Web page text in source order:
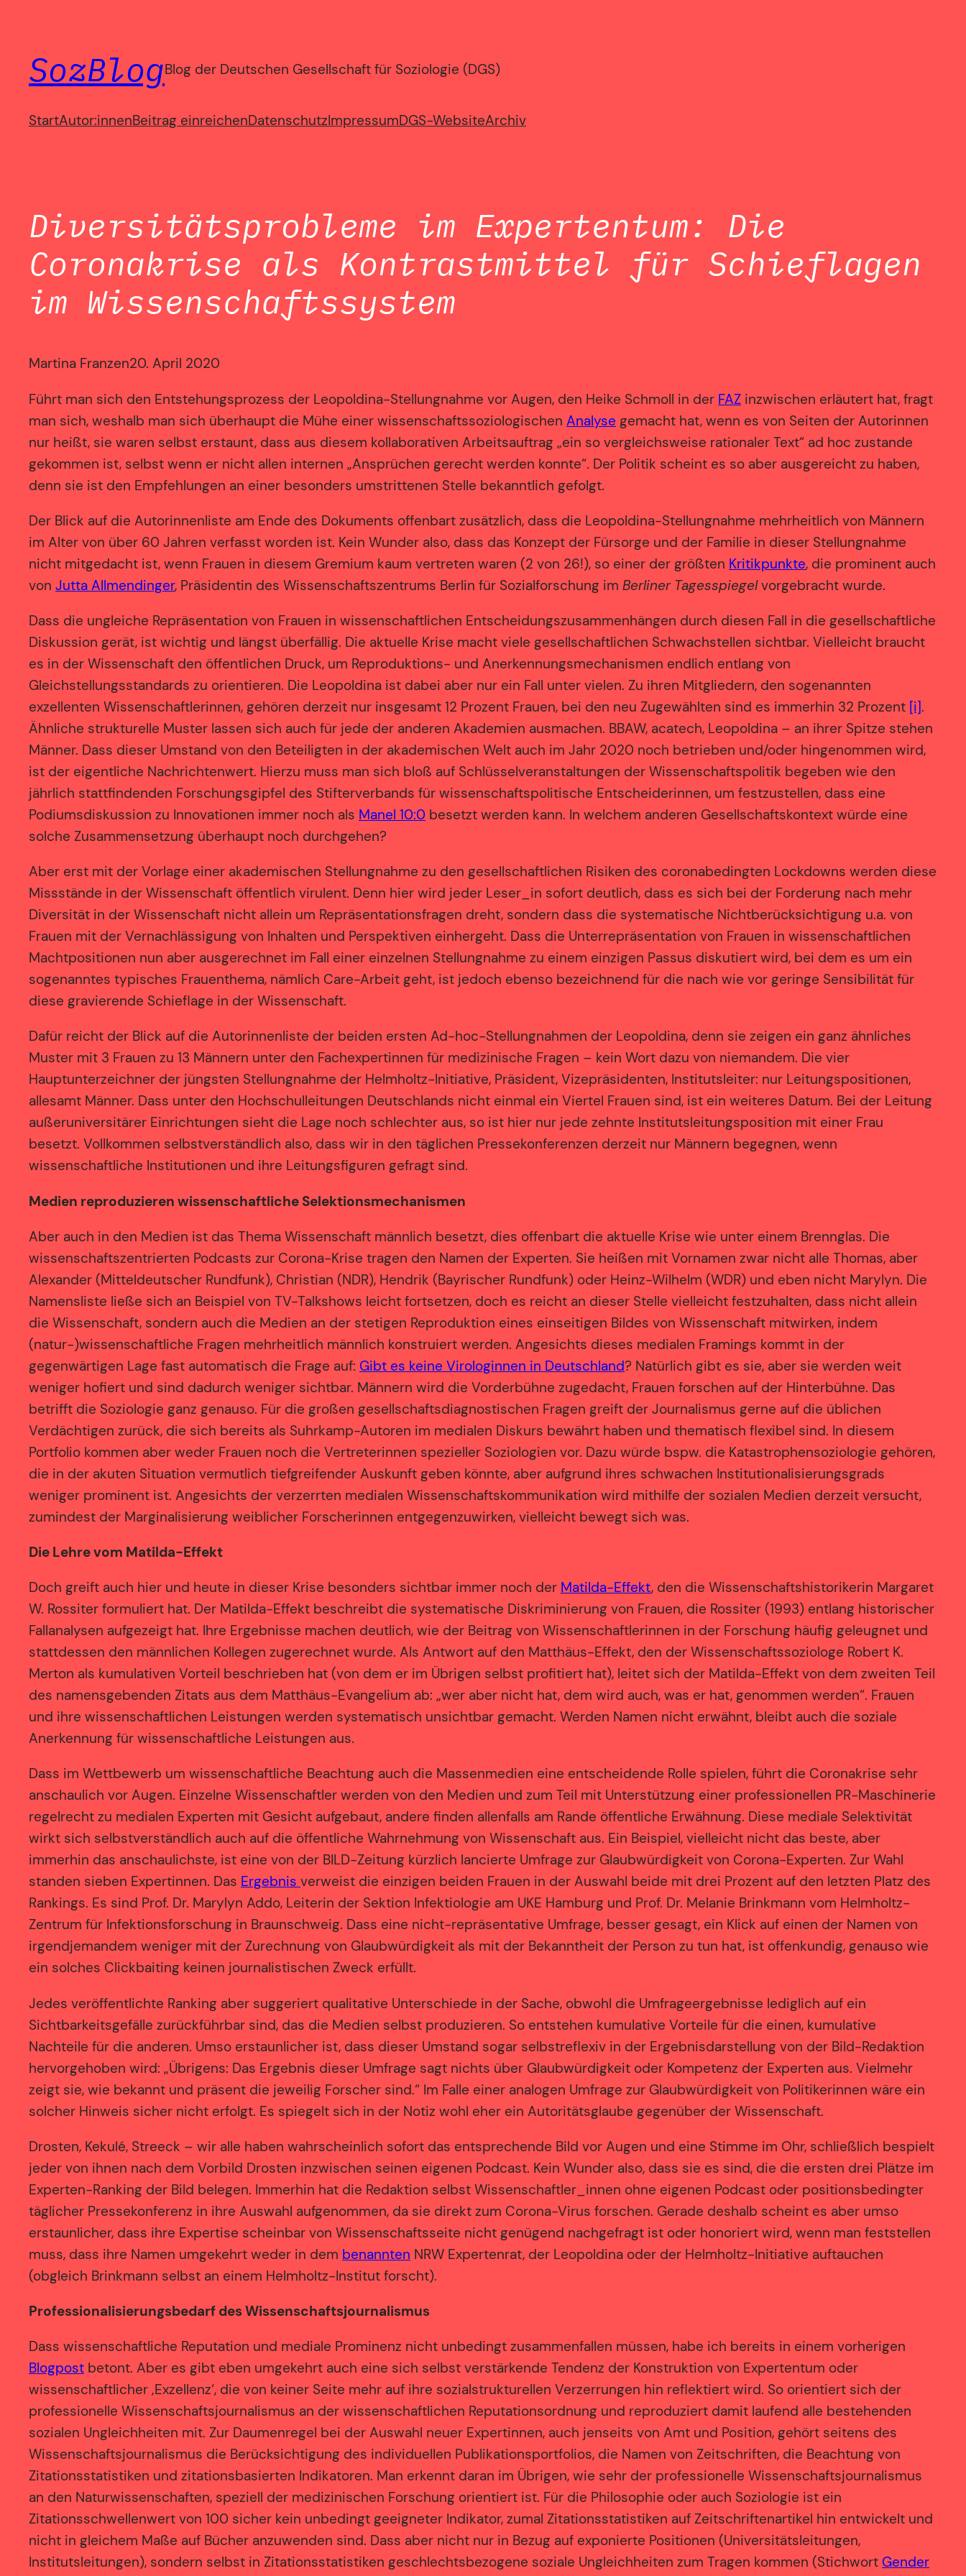
springen
SozBlogBlog der Deutschen Gesellschaft für Soziologie (DGS)
StartAutor:innenBeitrag einreichenDatenschutzImpressumDGS-WebsiteArchiv
Diversitätsprobleme im Expertentum: Die
Coronakrise als Kontrastmittel für Schieflagen
im Wissenschaftssystem
Martina Franzen20. April 2020
Führt man sich den Entstehungsprozess der Leopoldina-Stellungnahme vor Augen, den Heike Schmoll in der FAZ inzwischen erläutert hat, fragt
man sich, weshalb man sich überhaupt die Mühe einer wissenschaftssoziologischen Analyse gemacht hat, wenn es von Seiten der Autorinnen
nur heißt, sie waren selbst erstaunt, dass aus diesem kollaborativen Arbeitsauftrag „ein so vergleichsweise rationaler Text“ ad hoc zustande
gekommen ist, selbst wenn er nicht allen internen „Ansprüchen gerecht werden konnte“. Der Politik scheint es so aber ausgereicht zu haben,
denn sie ist den Empfehlungen an einer besonders umstrittenen Stelle bekanntlich gefolgt.
Der Blick auf die Autorinnenliste am Ende des Dokuments offenbart zusätzlich, dass die Leopoldina-Stellungnahme mehrheitlich von Männern
im Alter von über 60 Jahren verfasst worden ist. Kein Wunder also, dass das Konzept der Fürsorge und der Familie in dieser Stellungnahme
nicht mitgedacht ist, wenn Frauen in diesem Gremium kaum vertreten waren (2 von 26!), so einer der größten Kritikpunkte, die prominent auch
von Jutta Allmendinger, Präsidentin des Wissenschaftszentrums Berlin für Sozialforschung im Berliner Tagesspiegelvorgebracht wurde.
Dass die ungleiche Repräsentation von Frauen in wissenschaftlichen Entscheidungszusammenhängen durch diesen Fall in die gesellschaftliche
Diskussion gerät, ist wichtig und längst überfällig. Die aktuelle Krise macht viele gesellschaftlichen Schwachstellen sichtbar. Vielleicht braucht
es in der Wissenschaft den öffentlichen Druck, um Reproduktions- und Anerkennungsmechanismen endlich entlang von
Gleichstellungsstandards zu orientieren. Die Leopoldina ist dabei aber nur ein Fall unter vielen. Zu ihren Mitgliedern, den sogenannten
exzellenten Wissenschaftlerinnen, gehören derzeit nur insgesamt 12 Prozent Frauen, bei den neu Zugewählten sind es immerhin 32 Prozent [i].
Ähnliche strukturelle Muster lassen sich auch für jede der anderen Akademien ausmachen. BBAW, acatech, Leopoldina – an ihrer Spitze stehen
Männer. Dass dieser Umstand von den Beteiligten in der akademischen Welt auch im Jahr 2020 noch betrieben und/oder hingenommen wird,
ist der eigentliche Nachrichtenwert. Hierzu muss man sich bloß auf Schlüsselveranstaltungen der Wissenschaftspolitik begeben wie den
jährlich stattfindenden Forschungsgipfel des Stifterverbands für wissenschaftspolitische Entscheiderinnen, um festzustellen, dass eine
Podiumsdiskussion zu Innovationen immer noch als Manel 10:0 besetzt werden kann. In welchem anderen Gesellschaftskontext würde eine
solche Zusammensetzung überhaupt noch durchgehen?
Aber erst mit der Vorlage einer akademischen Stellungnahme zu den gesellschaftlichen Risiken des coronabedingten Lockdowns werden diese
Missstände in der Wissenschaft öffentlich virulent. Denn hier wird jeder Leser_in sofort deutlich, dass es sich bei der Forderung nach mehr
Diversität in der Wissenschaft nicht allein um Repräsentationsfragen dreht, sondern dass die systematische Nichtberücksichtigung u.a. von
Frauen mit der Vernachlässigung von Inhalten und Perspektiven einhergeht. Dass die Unterrepräsentation von Frauen in wissenschaftlichen
Machtpositionen nun aber ausgerechnet im Fall einer einzelnen Stellungnahme zu einem einzigen Passus diskutiert wird, bei dem es um ein
sogenanntes typisches Frauenthema, nämlich Care-Arbeit geht, ist jedoch ebenso bezeichnend für die nach wie vor geringe Sensibilität für
diese gravierende Schieflage in der Wissenschaft.
Dafür reicht der Blick auf die Autorinnenliste der beiden ersten Ad-hoc-Stellungnahmen der Leopoldina, denn sie zeigen ein ganz ähnliches
Muster mit 3 Frauen zu 13 Männern unter den Fachexpertinnen für medizinische Fragen – kein Wort dazu von niemandem. Die vier
Hauptunterzeichner der jüngsten Stellungnahme der Helmholtz-Initiative, Präsident, Vizepräsidenten, Institutsleiter: nur Leitungspositionen,
allesamt Männer. Dass unter den Hochschulleitungen Deutschlands nicht einmal ein Viertel Frauen sind, ist ein weiteres Datum. Bei der Leitung
außeruniversitärer Einrichtungen sieht die Lage noch schlechter aus, so ist hier nur jede zehnte Institutsleitungsposition mit einer Frau
besetzt. Vollkommen selbstverständlich also, dass wir in den täglichen Pressekonferenzen derzeit nur Männern begegnen, wenn
wissenschaftliche Institutionen und ihre Leitungsfiguren gefragt sind.
Medien reproduzieren wissenschaftliche Selektionsmechanismen
Aber auch in den Medien ist das Thema Wissenschaft männlich besetzt, dies offenbart die aktuelle Krise wie unter einem Brennglas. Die
wissenschaftszentrierten Podcasts zur Corona-Krise tragen den Namen der Experten. Sie heißen mit Vornamen zwar nicht alle Thomas, aber
Alexander (Mitteldeutscher Rundfunk), Christian (NDR), Hendrik (Bayrischer Rundfunk) oder Heinz-Wilhelm (WDR) und eben nicht Marylyn. Die
Namensliste ließe sich an Beispiel von TV-Talkshows leicht fortsetzen, doch es reicht an dieser Stelle vielleicht festzuhalten, dass nicht allein
die Wissenschaft, sondern auch die Medien an der stetigen Reproduktion eines einseitigen Bildes von Wissenschaft mitwirken, indem
(natur-)wissenschaftliche Fragen mehrheitlich männlich konstruiert werden. Angesichts dieses medialen Framings kommt in der
gegenwärtigen Lage fast automatisch die Frage auf: Gibt es keine Virologinnen in Deutschland? Natürlich gibt es sie, aber sie werden weit
weniger hofiert und sind dadurch weniger sichtbar. Männern wird die Vorderbühne zugedacht, Frauen forschen auf der Hinterbühne. Das
betrifft die Soziologie ganz genauso. Für die großen gesellschaftsdiagnostischen Fragen greift der Journalismus gerne auf die üblichen
Verdächtigen zurück, die sich bereits als Suhrkamp-Autoren im medialen Diskurs bewährt haben und thematisch flexibel sind. In diesem
Portfolio kommen aber weder Frauen noch die Vertreterinnen spezieller Soziologien vor. Dazu würde bspw. die Katastrophensoziologie gehören,
die in der akuten Situation vermutlich tiefgreifender Auskunft geben könnte, aber aufgrund ihres schwachen Institutionalisierungsgrads
weniger prominent ist. Angesichts der verzerrten medialen Wissenschaftskommunikation wird mithilfe der sozialen Medien derzeit versucht,
zumindest der Marginalisierung weiblicher Forscherinnen entgegenzuwirken, vielleicht bewegt sich was.
Die Lehre vom Matilda-Effekt
Doch greift auch hier und heute in dieser Krise besonders sichtbar immer noch der Matilda-Effekt, den die Wissenschaftshistorikerin Margaret
W. Rossiter formuliert hat. Der Matilda-Effekt beschreibt die systematische Diskriminierung von Frauen, die Rossiter (1993) entlang historischer
Fallanalysen aufgezeigt hat. Ihre Ergebnisse machen deutlich, wie der Beitrag von Wissenschaftlerinnen in der Forschung häufig geleugnet und
stattdessen den männlichen Kollegen zugerechnet wurde. Als Antwort auf den Matthäus-Effekt, den der Wissenschaftssoziologe Robert K.
Merton als kumulativen Vorteil beschrieben hat (von dem er im Übrigen selbst profitiert hat), leitet sich der Matilda-Effekt von dem zweiten Teil
des namensgebenden Zitats aus dem Matthäus-Evangelium ab: „wer aber nicht hat, dem wird auch, was er hat, genommen werden“. Frauen
und ihre wissenschaftlichen Leistungen werden systematisch unsichtbar gemacht. Werden Namen nicht erwähnt, bleibt auch die soziale
Anerkennung für wissenschaftliche Leistungen aus.
Dass im Wettbewerb um wissenschaftliche Beachtung auch die Massenmedien eine entscheidende Rolle spielen, führt die Coronakrise sehr
anschaulich vor Augen. Einzelne Wissenschaftler werden von den Medien und zum Teil mit Unterstützung einer professionellen PR-Maschinerie
regelrecht zu medialen Experten mit Gesicht aufgebaut, andere finden allenfalls am Rande öffentliche Erwähnung. Diese mediale Selektivität
wirkt sich selbstverständlich auch auf die öffentliche Wahrnehmung von Wissenschaft aus. Ein Beispiel, vielleicht nicht das beste, aber
immerhin das anschaulichste, ist eine von der BILD-Zeitung kürzlich lancierte Umfrage zur Glaubwürdigkeit von Corona-Experten. Zur Wahl
standen sieben Expertinnen. Das Ergebnis verweist die einzigen beiden Frauen in der Auswahl beide mit drei Prozent auf den letzten Platz des
Rankings. Es sind Prof. Dr. Marylyn Addo, Leiterin der Sektion Infektiologie am UKE Hamburg und Prof. Dr. Melanie Brinkmann vom Helmholtz-
Zentrum für Infektionsforschung in Braunschweig. Dass eine nicht-repräsentative Umfrage, besser gesagt, ein Klick auf einen der Namen von
irgendjemandem weniger mit der Zurechnung von Glaubwürdigkeit als mit der Bekanntheit der Person zu tun hat, ist offenkundig, genauso wie
ein solches Clickbaiting keinen journalistischen Zweck erfüllt.
Jedes veröffentlichte Ranking aber suggeriert qualitative Unterschiede in der Sache, obwohl die Umfrageergebnisse lediglich auf ein
Sichtbarkeitsgefälle zurückführbar sind, das die Medien selbst produzieren. So entstehen kumulative Vorteile für die einen, kumulative
Nachteile für die anderen. Umso erstaunlicher ist, dass dieser Umstand sogar selbstreflexiv in der Ergebnisdarstellung von der Bild-Redaktion
hervorgehoben wird: „Übrigens: Das Ergebnis dieser Umfrage sagt nichts über Glaubwürdigkeit oder Kompetenz der Experten aus. Vielmehr
zeigt sie, wie bekannt und präsent die jeweilig Forscher sind.“ Im Falle einer analogen Umfrage zur Glaubwürdigkeit von Politikerinnen wäre ein
solcher Hinweis sicher nicht erfolgt. Es spiegelt sich in der Notiz wohl eher ein Autoritätsglaube gegenüber der Wissenschaft.
Drosten, Kekulé, Streeck – wir alle haben wahrscheinlich sofort das entsprechende Bild vor Augen und eine Stimme im Ohr, schließlich bespielt
jeder von ihnen nach dem Vorbild Drosten inzwischen seinen eigenen Podcast. Kein Wunder also, dass sie es sind, die die ersten drei Plätze im
Experten-Ranking der Bild belegen. Immerhin hat die Redaktion selbst Wissenschaftler_innen ohne eigenen Podcast oder positionsbedingter
täglicher Pressekonferenz in ihre Auswahl aufgenommen, da sie direkt zum Corona-Virus forschen. Gerade deshalb scheint es aber umso
erstaunlicher, dass ihre Expertise scheinbar von Wissenschaftsseite nicht genügend nachgefragt ist oder honoriert wird, wenn man feststellen
muss, dass ihre Namen umgekehrt weder in dem benannten NRW Expertenrat, der Leopoldina oder der Helmholtz-Initiative auftauchen
(obgleich Brinkmann selbst an einem Helmholtz-Institut forscht).
Professionalisierungsbedarf des Wissenschaftsjournalismus
Dass wissenschaftliche Reputation und mediale Prominenz nicht unbedingt zusammenfallen müssen, habe ich bereits in einem vorherigen
Blogpost betont. Aber es gibt eben umgekehrt auch eine sich selbst verstärkende Tendenz der Konstruktion von Expertentum oder
wissenschaftlicher ‚Exzellenz‘, die von keiner Seite mehr auf ihre sozialstrukturellen Verzerrungen hin reflektiert wird. So orientiert sich der
professionelle Wissenschaftsjournalismus an der wissenschaftlichen Reputationsordnung und reproduziert damit laufend alle bestehenden
sozialen Ungleichheiten mit. Zur Daumenregel bei der Auswahl neuer Expertinnen, auch jenseits von Amt und Position, gehört seitens des
Wissenschaftsjournalismus die Berücksichtigung des individuellen Publikationsportfolios, die Namen von Zeitschriften, die Beachtung von
Zitationsstatistiken und zitationsbasierten Indikatoren. Man erkennt daran im Übrigen, wie sehr der professionelle Wissenschaftsjournalismus
an den Naturwissenschaften, speziell der medizinischen Forschung orientiert ist. Für die Philosophie oder auch Soziologie ist ein
Zitationsschwellenwert von 100 sicher kein unbedingt geeigneter Indikator, zumal Zitationsstatistiken auf Zeitschriftenartikel hin entwickelt und
nicht in gleichem Maße auf Bücher anzuwenden sind. Dass aber nicht nur in Bezug auf exponierte Positionen (Universitätsleitungen,
Institutsleitungen), sondern selbst in Zitationsstatistiken geschlechtsbezogene soziale Ungleichheiten zum Tragen kommen (Stichwort Gender